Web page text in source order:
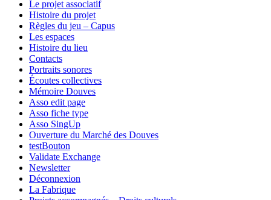
Le projet associatif
Histoire du projet
Règles du jeu – Capus
Les espaces
Histoire du lieu
Contacts
Portraits sonores
Écoutes collectives
Mémoire Douves
Asso edit page
Asso fiche type
Asso SingUp
Ouverture du Marché des Douves
testBouton
Validate Exchange
Newsletter
Déconnexion
La Fabrique